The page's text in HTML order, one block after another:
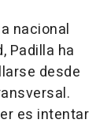
nacional
Padilla ha
desde
es intentar